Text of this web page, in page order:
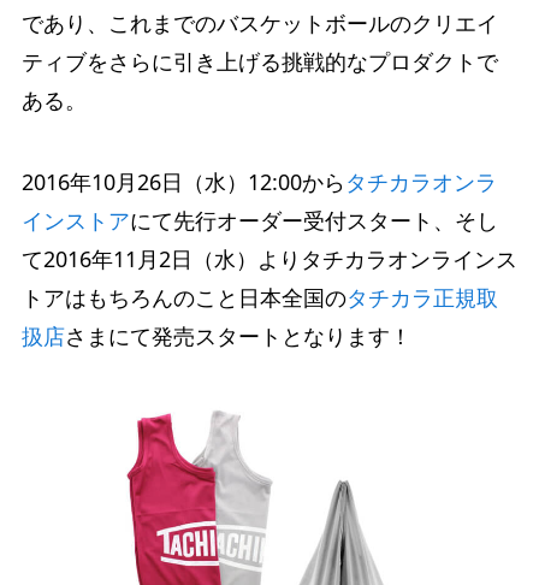
であり、これまでのバスケットボールのクリエイ
ティブをさらに引き上げる挑戦的なプロダクトで
ある。
2016年10月26日（水）12:00からタチカラオンラ
インストアにて先行オーダー受付スタート、そし
て2016年11月2日（水）よりタチカラオンラインス
トアはもちろんのこと日本全国のタチカラ正規取
扱店さまにて発売スタートとなります！